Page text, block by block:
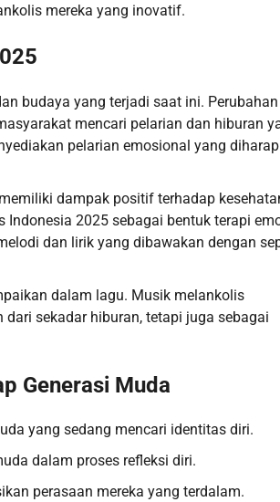
mereka yang inovatif.
budaya yang terjadi saat ini. Perubahan
mencari pelarian dan hiburan
pelarian emosional yang
dampak positif terhadap
2025 sebagai bentuk terapi
dan lirik yang dibawakan dengan
dalam lagu. Musik melankolis
sekadar hiburan, tetapi juga sebagai
Generasi Muda
yang sedang mencari identitas diri.
dalam proses refleksi diri.
perasaan mereka yang terdalam.